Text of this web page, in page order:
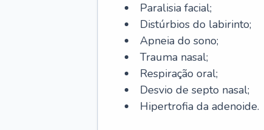
Paralisia facial;
Distúrbios do labirinto;
Apneia do sono;
Trauma nasal;
Respiração oral;
Desvio de septo nasal;
Hipertrofia da adenoide.